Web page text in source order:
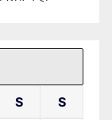
S S